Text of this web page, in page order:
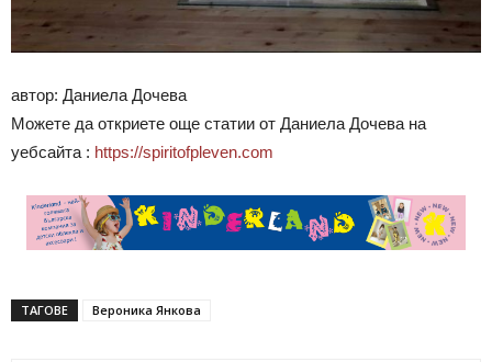
автор: Даниела Дочева
Можете да откриете още статии от Даниела Дочева на
уебсайта : https://spiritofpleven.com
ТАГОВЕ Вероника Янкова